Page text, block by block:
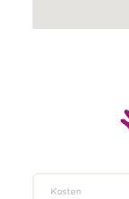
Kosten